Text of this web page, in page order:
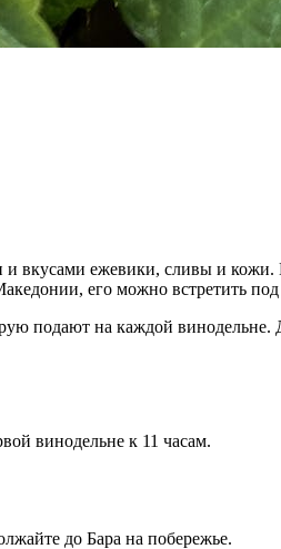
вкусами ежевики, сливы и кожи.
его можно встретить
подают на каждой винодельне.
винодельне к 11 часам.
до Бара на побережье.